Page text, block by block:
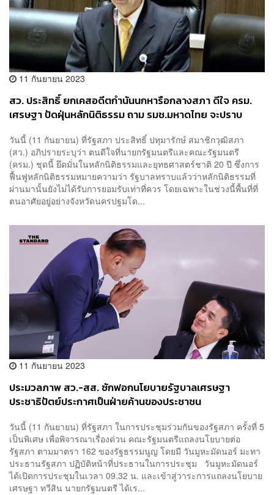
11 กันยายน 2023
สว. ประสิทธิ์ ยกเคสอดีตกำนันนกหารือกลางสภา ดีใจ ครม.
เศรษฐา ปัดฝุ่นหลักนิติธรรม ถาม รมช.มหาดไทย จะปราบ
วันนี้ (11 กันยายน) ที่รัฐสภา ประสิทธิ์ ปทุมารักษ์ สมาชิกวุฒิสภา
(สว.) อภิปรายระบุว่า ตนดีใจที่นายกรัฐมนตรีและคณะรัฐมนตรี
(ครม.) ชุดนี้ ยึดมั่นในหลักนิติธรรมและยุทธศาสตร์ชาติ 20 ปี ซึ่งการ
ฟื้นฟูหลักนิติธรรมหมายความว่า รัฐบาลทราบแล้วว่าหลักนิติธรรมที่
ผ่านมานั้นยังไม่ได้รับการยอมรับเท่าที่ควร โดยเฉพาะในช่วงนี้พื้นที่ที่
ตนอาศัยอยู่อย่างจังหวัดนครปฐมโด...
11 กันยายน 2023
ประมวลภาพ สว.-สส. ซักฟอกนโยบายรัฐบาลเศรษฐา
ประชาธิปัตย์ประกาศเป็นฝ่ายค้านของประชาชน
วันนี้ (11 กันยายน) ที่รัฐสภา ในการประชุมร่วมกันของรัฐสภา ครั้งที่ 5
เป็นพิเศษ เพื่อพิจารณาเรื่องด่วน คณะรัฐมนตรีแถลงนโยบายต่อ
รัฐสภา ตามมาตรา 162 ของรัฐธรรมนูญ โดยมี วันมูหะมัดนอร์ มะทา
ประธานรัฐสภา ปฏิบัติหน้าที่ประธานในการประชุม วันมูหะมัดนอร์
ได้เปิดการประชุมในเวลา 09.32 น. และเข้าสู่วาระการแถลงนโยบาย
เศรษฐา ทวีสิน นายกรัฐมนตรี ได้เร...